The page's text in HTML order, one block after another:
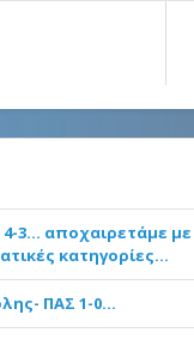
3… αποχαιρετάμε με
κατηγορίες…
ΠΑΣ 1-0…